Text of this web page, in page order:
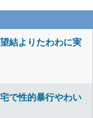
結よりたわわに実
で性的暴行やわい